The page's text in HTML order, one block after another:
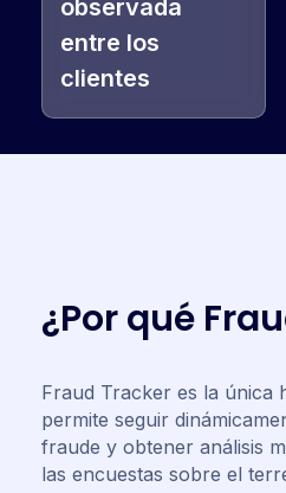
observada
entre los
clientes
¿Porqué Frau
Fraud Tracker es la única
permite seguir
fraude y obtener análisis
las encuestas sobre el